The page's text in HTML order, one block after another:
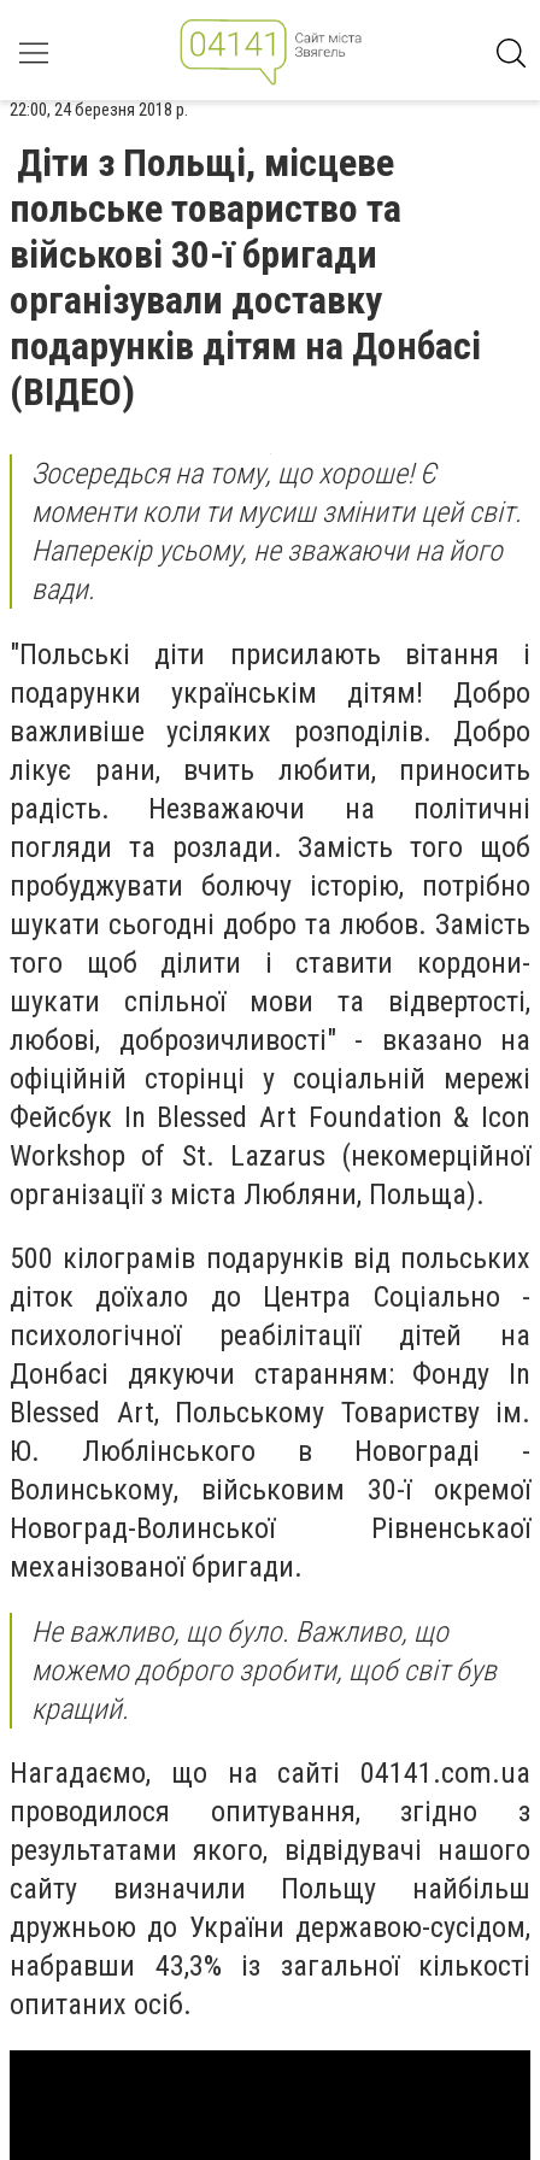
22:00, 24 березня 2018 р.
Діти з Польщі, місцеве
польське товариство та
військові 30-ї бригади
організували доставку
подарунків дітям на Донбасі
(ВІДЕО)
Зосередься на тому, що хороше! Є
моменти коли ти мусиш змінити цей світ.
Наперекір усьому, не зважаючи на його
вади.
"Польські діти присилають вітання і
подарунки українськім дітям! Добро
важливіше усіляких розподілів. Добро
лікує рани, вчить любити, приносить
радість. Незважаючи на політичні
погляди та розлади. Замість того щоб
пробуджувати болючу історію, потрібно
шукати сьогодні добро та любов. Замість
того щоб ділити і ставити кордони-
шукати спільної мови та відвертості,
любові, доброзичливості" - вказано на
офіційній сторінці у соціальній мережі
Фейсбук In Blessed Art Foundation & Icon
Workshop of St. Lazarus (некомерційної
організації з міста Любляни, Польща).
500 кілограмів подарунків від польських
діток доїхало до Центра Соціально -
психологічної реабілітації дітей на
Донбасі дякуючи старанням: Фонду In
Blessed Art, Польському Товариству ім.
Ю. Люблінського в Новограді -
Волинському, військовим 30-ї окремої
Новоград-Волинської Рівненськаої
механізованої бригади.
Не важливо, що було. Важливо, що
можемо доброго зробити, щоб світ був
кращий.
Нагадаємо, що на сайті 04141.com.ua
проводилося опитування, згідно з
результатами якого, відвідувачі нашого
сайту визначили Польщу найбільш
дружньою до України державою-сусідом,
набравши 43,3% із загальної кількості
опитаних осіб.